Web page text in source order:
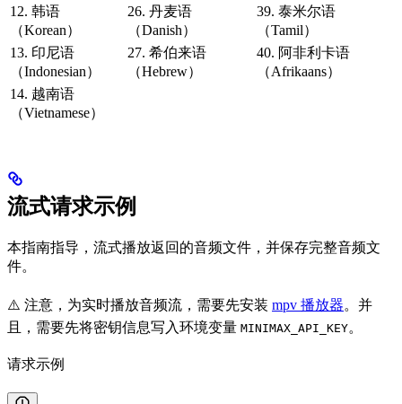
12. 韩语
（Korean）
26. 丹麦语
（Danish）
39. 泰米尔语
（Tamil）
13. 印尼语
（Indonesian）
27. 希伯来语
（Hebrew）
40. 阿非利卡语
（Afrikaans）
14. 越南语
（Vietnamese）
流式请求示例
本指南指导，流式播放返回的音频文件，并保存完整音频文
件。
⚠️ 注意，为实时播放音频流，需要先安装 mpv 播放器。并
且，需要先将密钥信息写入环境变量 MINIMAX_API_KEY。
请求示例